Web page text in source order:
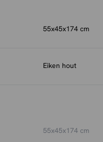
55x45x174 cm
Eiken hout
55x45x174 cm